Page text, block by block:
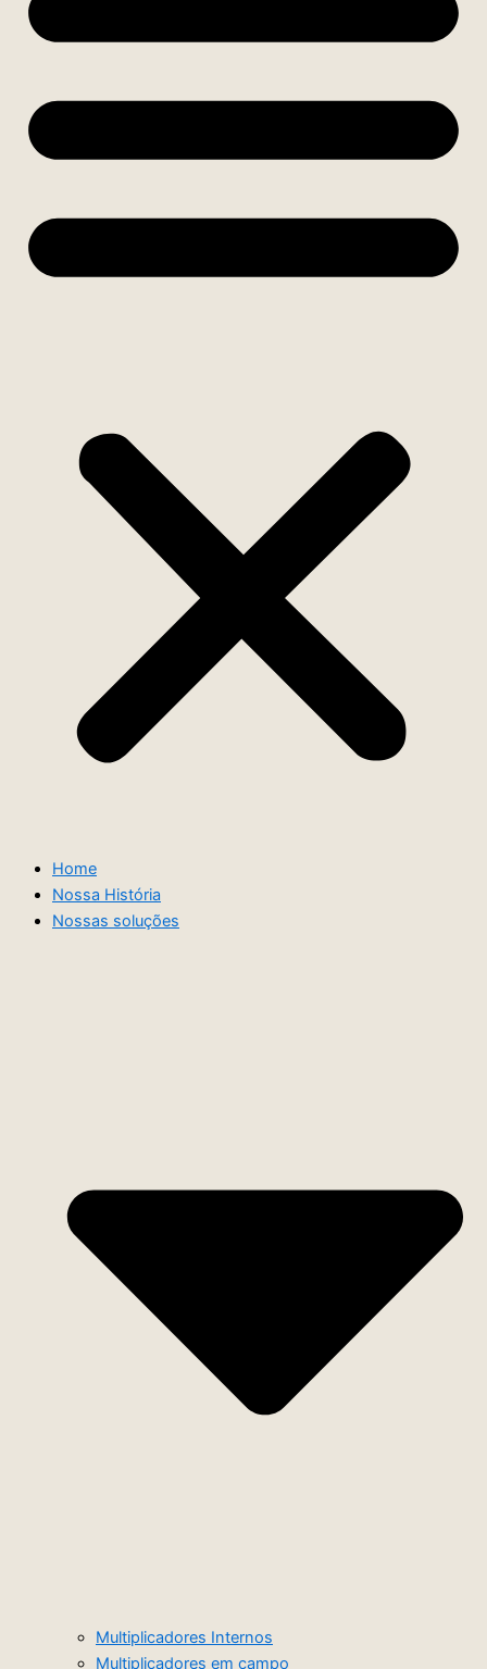
Home
Nossa História
Nossas soluções
Multiplicadores Internos
Multiplicadores em campo